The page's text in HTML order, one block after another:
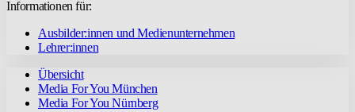
Informationen für:
Ausbilder:innen und Medienunternehmen
Lehrer:innen
Übersicht
Media For You München
Media For You Nürnberg